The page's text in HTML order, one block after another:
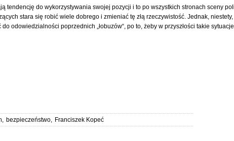
tendencję do wykorzystywania swojej pozycji i to po wszystkich stronach sceny
stara się robić wiele dobrego i zmieniać tę złą rzeczywistość. Jednak,
odowiedzialności poprzednich „łobuzów“, po to, żeby w przyszłości takie
, bezpieczeństwo, Franciszek Kopeć